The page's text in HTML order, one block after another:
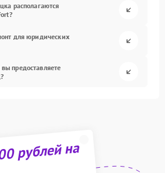
располагаются
для юридических
предоставляете
рублей на